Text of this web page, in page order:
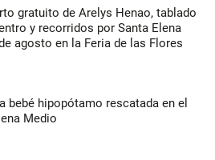
gratuito de Arelys Henao, tablado
y recorridos por Santa Elena
agosto en la Feria de las Flores
bebé hipopótamo rescatada en el
Medio